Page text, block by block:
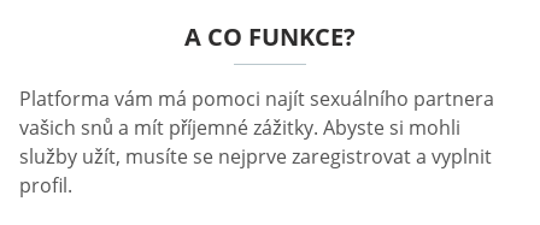
A CO FUNKCE?
Platforma vám má pomoci najít sexuálního partnera
vašich snů a mít příjemné zážitky. Abyste si mohli
služby užít, musíte se nejprve zaregistrovat a vyplnit
profil.